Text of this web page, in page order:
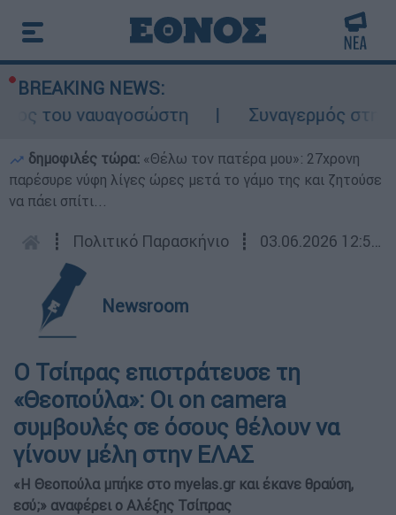
BREAKING NEWS:
του ναυαγοσώστη
Συναγερμός στην
δημοφιλές τώρα: «Θέλω τον πατέρα μου»: 27χρονη
παρέσυρε νύφη λίγες ώρες μετά το γάμο της και ζητούσε
να πάει σπίτι...
┋ Πολιτικό Παρασκήνιο ┋ 03.06.2026 12:56
Newsroom
Ο Τσίπρας επιστράτευσε τη
«Θεοπούλα»: Οι on camera
συμβουλές σε όσους θέλουν να
γίνουν μέλη στην ΕΛΑΣ
«Η Θεοπούλα μπήκε στο myelas.gr και έκανε θραύση,
εσύ;» αναφέρει ο Αλέξης Τσίπρας